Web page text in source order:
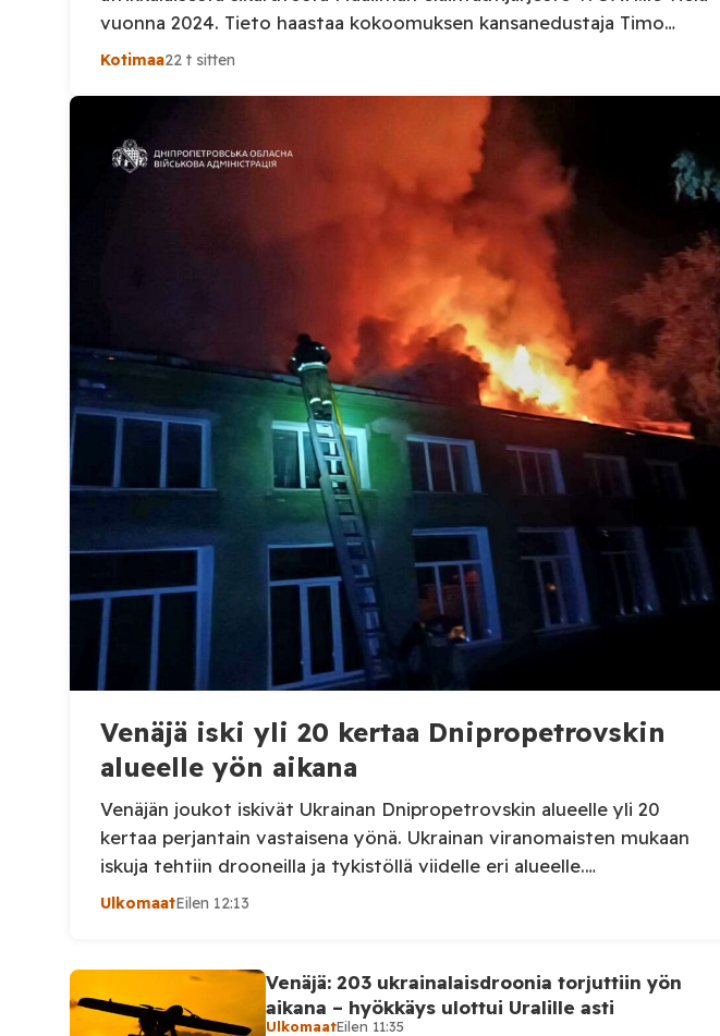
vuonna 2024. Tieto haastaa kokoomuksen kansanedustaja Timo
Heinosen (kok.) esittämän väitteen Venäjän sikaruttoilmoituksista.
sekä WOAH:n kautta että suoraan Venäjän eläinlääkintäviranomaisille.
Ruokavirasto kertoi Posi TV:lle tarkempia tietoja Suomen
ensimmäisestä afrikkalaisen sikaruton tapauksesta sekä
Kotimaa22 t sitten
Venäjä iski yli 20 kertaa Dnipropetrovskin
alueelle yön aikana
Venäjän joukot iskivät Ukrainan Dnipropetrovskin alueelle yli 20
kertaa perjantain vastaisena yönä. Ukrainan viranomaisten mukaan
iskuja tehtiin drooneilla ja tykistöllä viidelle eri alueelle.
Henkilövahingoilta vältyttiin. Dnipropetrovskin alueellisen
joukot hyökkäsivät yön aikana yli 20 kertaa viidelle alueelle.
Nikopolin alueella iskuja kohdistui Nikopolin kaupunkiin sekä […]
UlkomaatEilen 12:13
Venäjä: 203 ukrainalaisdroonia torjuttiin yön
aikana – hyökkäys ulottui Uralille asti
UlkomaatEilen 11:35